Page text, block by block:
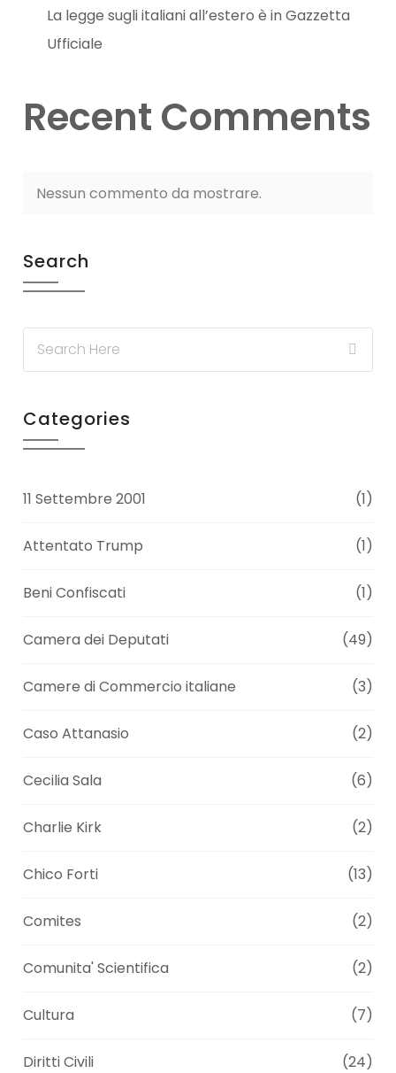
La legge sugli italiani all’estero è in Gazzetta
Ufficiale
Recent Comments
Nessun commento da mostrare.
Search
Categories
11 Settembre 2001 (1)
Attentato Trump (1)
Beni Confiscati (1)
Camera dei Deputati (49)
Camere di Commercio italiane (3)
Caso Attanasio (2)
Cecilia Sala (6)
Charlie Kirk (2)
Chico Forti (13)
Comites (2)
Comunita' Scientifica (2)
Cultura (7)
Diritti Civili (24)